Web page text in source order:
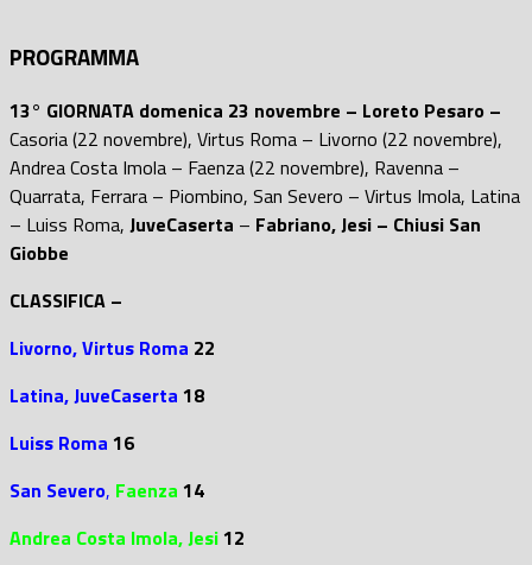
PROGRAMMA
13° GIORNATA domenica 23 novembre – Loreto Pesaro –
Casoria (22 novembre), Virtus Roma – Livorno (22 novembre),
Andrea Costa Imola – Faenza (22 novembre), Ravenna –
Quarrata, Ferrara – Piombino, San Severo – Virtus Imola, Latina
– Luiss Roma, JuveCaserta – Fabriano, Jesi – Chiusi San
Giobbe
CLASSIFICA –
Livorno,Virtus Roma 22
Latina, JuveCaserta 18
Luiss Roma 16
San Severo, Faenza 14
Andrea Costa Imola, Jesi12